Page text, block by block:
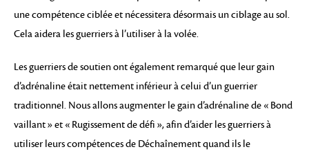
une compétence ciblée et nécessitera désormais un ciblage au sol.
Cela aidera les guerriers à l’utiliser à la volée.
Les guerriers de soutien ont également remarqué que leur gain
d’adrénaline était nettement inférieur à celui d’un guerrier
traditionnel. Nous allons augmenter le gain d’adrénaline de « Bond
vaillant » et « Rugissement de défi », afin d’aider les guerriers à
utiliser leurs compétences de Déchaînement quand ils le